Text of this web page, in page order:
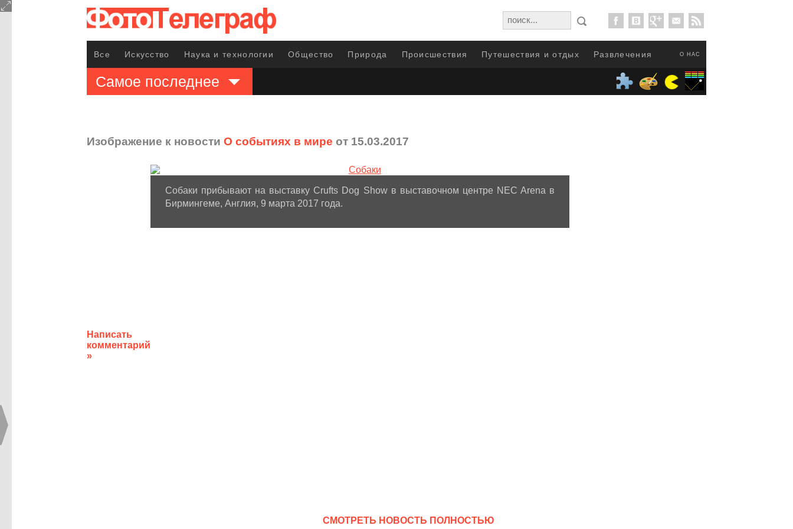
О НАС
Все Искусство Наука и технологии Общество Природа Происшествия Путешествия и отдых Развлечения
Самое последнее
Изображение к новости О событиях в мире от 15.03.2017
Написать
комментарий
»
Собаки прибывают на выставку Crufts Dog Show в выставочном центре NEC Arena в
Бирмингеме, Англия, 9 марта 2017 года.
CМОТРЕТЬ НОВОСТЬ ПОЛНОСТЬЮ